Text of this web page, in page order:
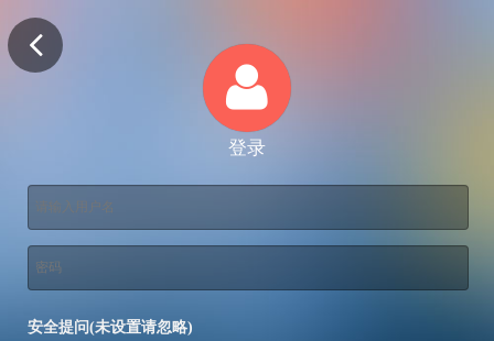
登录
安全提问(未设置请忽略)